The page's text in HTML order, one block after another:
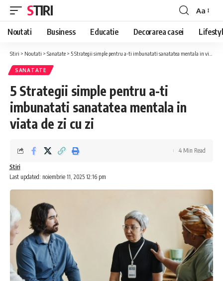
STIRI
Font
Resizer
Aa
Noutati Business Educatie Decorarea casei
Stiri > Noutati > Sanatate > 5 Strategii simple pentru a-ti imbunatati sanatatea mentala in viata de zi cu zi
SANATATE
5 Strategii simple pentru a-ti
imbunatati sanatatea mentala in
viata de zi cu zi
Last updated: noiembrie 11, 2025 12:16 pm
Stiri
4 Min Read